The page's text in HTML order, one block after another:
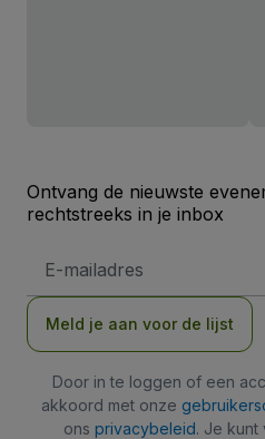
Ontvang de nieuwste
rechtstreeks in je inbox
mailadres
Meld je aan voor de lijst
Door in te loggen of een
akkoord met onze
ons privacybeleid. Je kunt